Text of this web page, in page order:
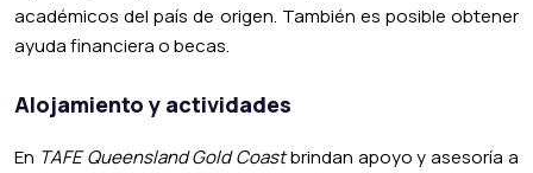
académicos del país de origen. También es posible obtener
ayuda financiera o becas.
Alojamiento y actividades
En TAFE Queensland Gold Coastbrindan apoyo y asesoría a